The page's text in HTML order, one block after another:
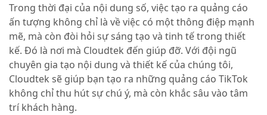
Trong thời đại của nội dung số, việc tạo ra quảng cáo
ấn tượng không chỉ là về việc có một thông điệp mạnh
mẽ, mà còn đòi hỏi sự sáng tạo và tinh tế trong thiết
kế. Đó là nơi mà Cloudtek đến giúp đỡ. Với đội ngũ
chuyên gia tạo nội dung và thiết kế của chúng tôi,
Cloudtek sẽ giúp bạn tạo ra những quảng cáo TikTok
không chỉ thu hút sự chú ý, mà còn khắc sâu vào tâm
trí khách hàng.